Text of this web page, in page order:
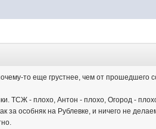
то еще грустнее, чем от прошедшего
ТСЖ - плохо, Антон - плохо, Огород -
за особняк на Рублевке, и ничего не